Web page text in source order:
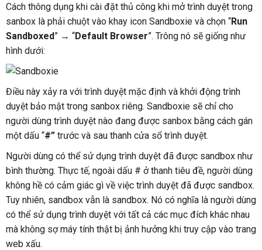
Cách thông dụng khi cài đặt thủ công khi mở trình duyệt trong
sanbox là phải chuột vào khay icon Sandboxie và chọn “Run
Sandboxed” → “Default Browser”. Trông nó sẽ giống như
hình dưới:
Điều này xảy ra với trình duyệt mặc định và khởi động trình
duyệt bảo mật trong sanbox riêng. Sandboxie sẽ chỉ cho
người dùng trình duyệt nào đang được sanbox bằng cách gán
một dấu “#” trước và sau thanh cửa sổ trình duyệt.
Người dùng có thể sử dụng trình duyệt đã được sandbox như
bình thường. Thực tế, ngoài dấu # ở thanh tiêu đề, người dùng
không hề có cảm giác gì về việc trình duyệt đã được sandbox.
Tuy nhiên, sandbox vẫn là sandbox. Nó có nghĩa là người dùng
có thể sử dụng trình duyệt với tất cả các mục đích khác nhau
mà không sợ máy tính thật bị ảnh hưởng khi truy cập vào trang
web xấu.